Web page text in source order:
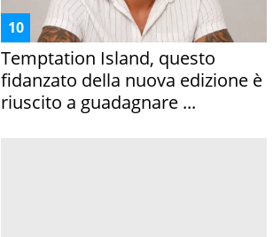
Temptation Island, questo
fidanzato della nuova edizione è
riuscito a guadagnare ...